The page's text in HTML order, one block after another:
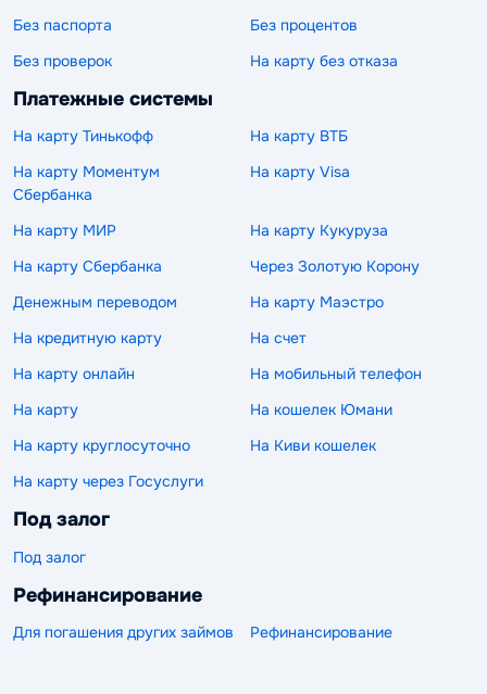
Без паспорта
Без процентов
Без проверок
На карту без отказа
Платежные системы
На карту Тинькофф
На карту ВТБ
На карту Моментум
Сбербанка
На карту Visa
На карту МИР
На карту Кукуруза
На карту Сбербанка
Через Золотую Корону
Денежным переводом
На карту Маэстро
На кредитную карту
На счет
На карту онлайн
На мобильный телефон
На карту
На кошелек Юмани
На карту круглосуточно
На Киви кошелек
На карту через Госуслуги
Под залог
Под залог
Рефинансирование
Для погашения других займов Рефинансирование